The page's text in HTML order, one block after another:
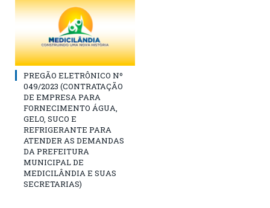
PREGÃO ELETRÔNICO Nº
049/2023 (CONTRATAÇÃO
DE EMPRESA PARA
FORNECIMENTO ÁGUA,
GELO, SUCO E
REFRIGERANTE PARA
ATENDER AS DEMANDAS
DA PREFEITURA
MUNICIPAL DE
MEDICILÂNDIA E SUAS
SECRETARIAS)